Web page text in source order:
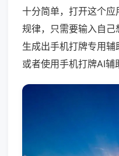
十分简单，打开这个
规律，只需要输入自
生成出手机打牌专用
或者使用手机打牌AI辅